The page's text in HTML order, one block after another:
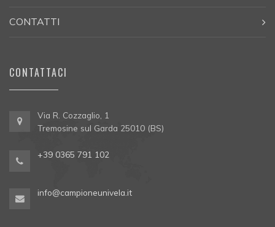
CONTATTI
CONTATTACI
Via R. Cozzaglio, 1
Tremosine sul Garda 25010 (BS)
+39 0365 791 102
info@campioneunivela.it